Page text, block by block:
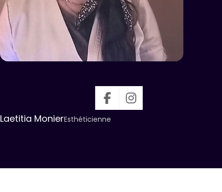
Laetitia MonierEsthéticienne